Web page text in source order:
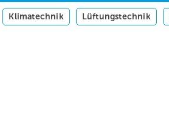
Klimatechnik Lüftungstechnik